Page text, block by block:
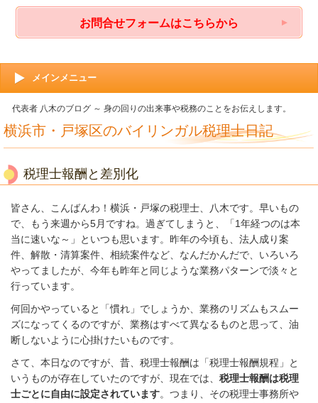
お問合せフォームはこちらから
メインメニュー
代表者 八木のブログ ～ 身の回りの出来事や税務のことをお伝えします。
横浜市・戸塚区のバイリンガル税理士日記
税理士報酬と差別化
皆さん、こんばんわ！横浜・戸塚の税理士、八木です。早いもの
で、もう来週から5月ですね。過ぎてしまうと、「1年経つのは本
当に速いな～」といつも思います。昨年の今頃も、法人成り案
件、解散・清算案件、相続案件など、なんだかんだで、いろいろ
やってましたが、今年も昨年と同じような業務パターンで淡々と
行っています。
何回かやっていると「慣れ」でしょうか、業務のリズムもスムー
ズになってくるのですが、業務はすべて異なるものと思って、油
断しないように心掛けたいものです。
さて、本日なのですが、昔、税理士報酬は「税理士報酬規程」と
いうものが存在していたのですが、現在では、 税理士報酬は税理
士ごとに自由に設定されています。つまり、その税理士事務所や